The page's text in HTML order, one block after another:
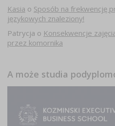
Kasia o Sposób na frekwencję
językowych znaleziony!
Patrycja o Konsekwencje
przez komornika
A może studia